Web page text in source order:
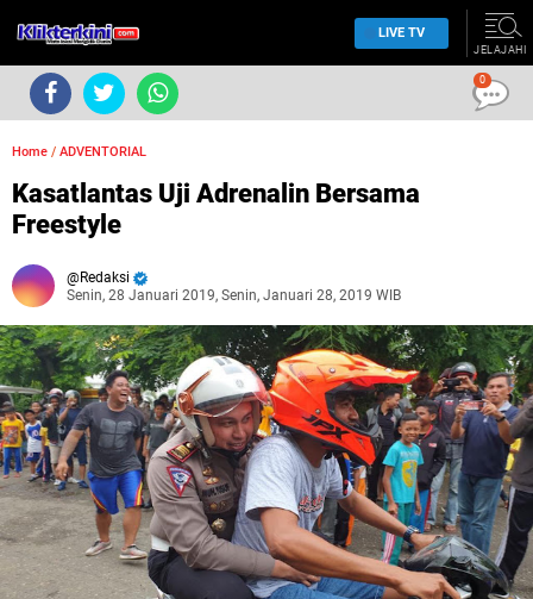
LIVE TV
JELAJAHI
Home / ADVENTORIAL
Kasatlantas Uji Adrenalin Bersama
Freestyle
Redaksi
Senin, 28 Januari 2019, Senin, Januari 28, 2019 WIB
0